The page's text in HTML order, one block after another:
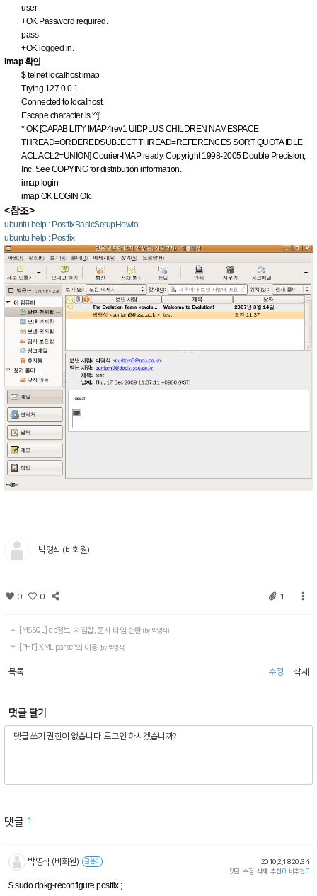
user
+OK Password required.
pass
+OK logged in.
imap 확인
$ telnet localhost imap
Trying 127.0.0.1...
Connected to localhost.
Escape character is '^]'.
* OK [CAPABILITY IMAP4rev1 UIDPLUS CHILDREN NAMESPACE
THREAD=ORDEREDSUBJECT THREAD=REFERENCES SORT QUOTA IDLE
ACL ACL2=UNION] Courier-IMAP ready. Copyright 1998-2005 Double Precision,
Inc. See COPYING for distribution information.
imap login
imap OK LOGIN Ok.
<참조>
ubuntu help : PostfixBasicSetupHowto
ubuntu help : Postfix
박영식 (비회원)
0 0 1
[MSSQL] db정보, 차집합, 문자 타입 변환(by 박영식)
[PHP] XML parser의 이용 (by 박영식)
목록 수정 삭제
댓글 달기
댓글 1
박영식 (비회원) 글쓴이
2010.2.18 20:34
댓글 수정 삭제 추천 0 비추천 0
$ sudo dpkg-reconfigure postfix ;